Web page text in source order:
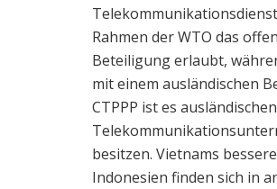
Rahmen der WTO das
Beteiligung erlaubt,
mit einem ausländischen
CTPPP ist es
besitzen. Vietnams
Indonesien finden sich in